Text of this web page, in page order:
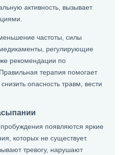
активность, вызывает
частоты, силы
регулирующие
рекомендации по
терапия помогает
опасность травм, вести
появляются яркие
которых не существует.
тревогу, нарушают